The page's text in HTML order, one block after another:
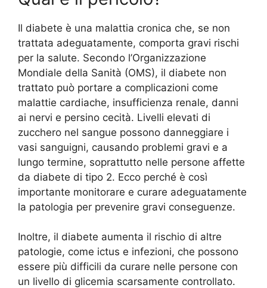
Il diabete è una malattia cronica che, se non
trattata adeguatamente, comporta gravi rischi
per la salute. Secondo l’Organizzazione
Mondiale della Sanità (OMS), il diabete non
trattato può portare a complicazioni come
malattie cardiache, insufficienza renale, danni
ai nervi e persino cecità. Livelli elevati di
zucchero nel sangue possono danneggiare i
vasi sanguigni, causando problemi gravi e a
lungo termine, soprattutto nelle persone affette
da diabete di tipo 2. Ecco perché è così
importante monitorare e curare adeguatamente
la patologia per prevenire gravi conseguenze.
Inoltre, il diabete aumenta il rischio di altre
patologie, come ictus e infezioni, che possono
essere più difficili da curare nelle persone con
un livello di glicemia scarsamente controllato.